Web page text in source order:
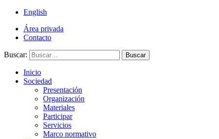
English
Área privada
Contacto
Buscar: Buscar
Inicio
Sociedad
Presentación
Organización
Materiales
Participar
Servicios
Marco normativo